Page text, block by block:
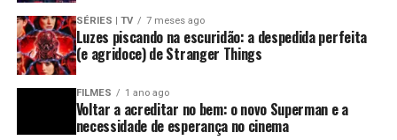
SÉRIES | TV 7 meses ago
Luzes piscando na escuridão: a despedida perfeita
(e agridoce) de Stranger Things
FILMES 1 ano ago
Voltar a acreditar no bem: o novo Superman e a
necessidade de esperança no cinema